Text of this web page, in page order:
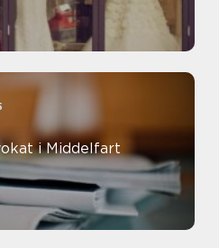
i Middelfart